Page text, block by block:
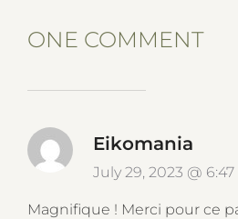
ONE COMMENT
Eikomania
July 29, 2023 @
Magnifique ! Merci pour ce